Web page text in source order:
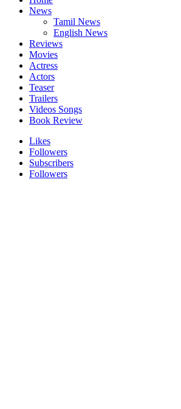
News
Tamil News
English News
Reviews
Movies
Actress
Actors
Teaser
Trailers
Videos Songs
Book Review
Likes
Followers
Subscribers
Followers